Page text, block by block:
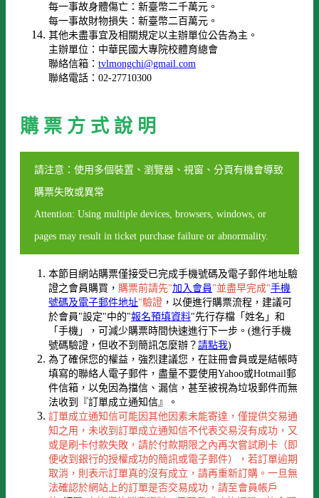
每一事故身體傷亡：新臺幣二千萬元。
每一事故財物損失：新臺幣二百萬元。
其他未盡事宜及相關規定以主辦單位公告為主。
主辦單位：中華民國大專院校體育總會
聯絡信箱： tvlmongchi@gmail.com
聯絡電話：02-27710300
購 票 方 式 說 明
請注意：使用多個裝置、瀏覽器、視窗、分頁有機會導致
購票失敗或異常
Attention: Using multiple devices, browsers, windows, or
pages may result in ticket purchase failure or abnormality.
本節目網站購票僅接受已完成手機號碼及電子郵件地址驗
證之會員購買， 購票前請先"加入會員 "並盡早完成"手機
號碼及電子郵件地址"驗證 ，以便進行購票流程，建議可
於會員"設定"中的"報名預填資料"先行存檔「姓名」和
「手機」，可減少購票時間快速進行下一步。(進行手機
號碼驗證，但收不到簡訊怎麼辦？ 請點我)
為了確保您的權益，強烈建議您，在註冊會員或是結帳時
填寫的聯絡人電子郵件，盡量不要使用Yahoo或Hotmail郵
件信箱，以免因為擋信、漏信，甚至被視為垃圾郵件而無
法收到『訂單成立通知信』。
訂單成立通知信可能因其他因素未能寄達，僅提供交易通
知之用，未收到訂單成立通知信不代表交易沒有成功，又
或是刷卡付款失敗，請於付款期限之內再次嘗試刷卡（即
便收到銀行的授權成功的簡訊或電子郵件），若訂單逾期
取消，則表示訂單真的沒有成立，請再重新訂購。一旦無
法確認於網站上的訂單是否交易成功，請至會員帳戶